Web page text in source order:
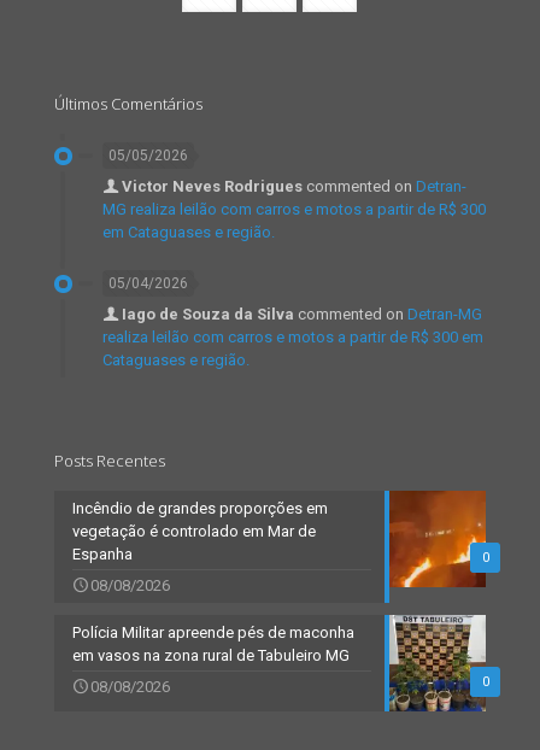
Últimos Comentários
05/05/2026
Victor Neves Rodrigues commented on Detran-
MG realiza leilão com carros e motos a partir de R$ 300
em Cataguases e região.
05/04/2026
Iago de Souza da Silva commented on Detran-MG
realiza leilão com carros e motos a partir de R$ 300 em
Cataguases e região.
Posts Recentes
0
Incêndio de grandes proporções em
vegetação é controlado em Mar de
Espanha
08/08/2026
0
Polícia Militar apreende pés de maconha
em vasos na zona rural de Tabuleiro MG
08/08/2026